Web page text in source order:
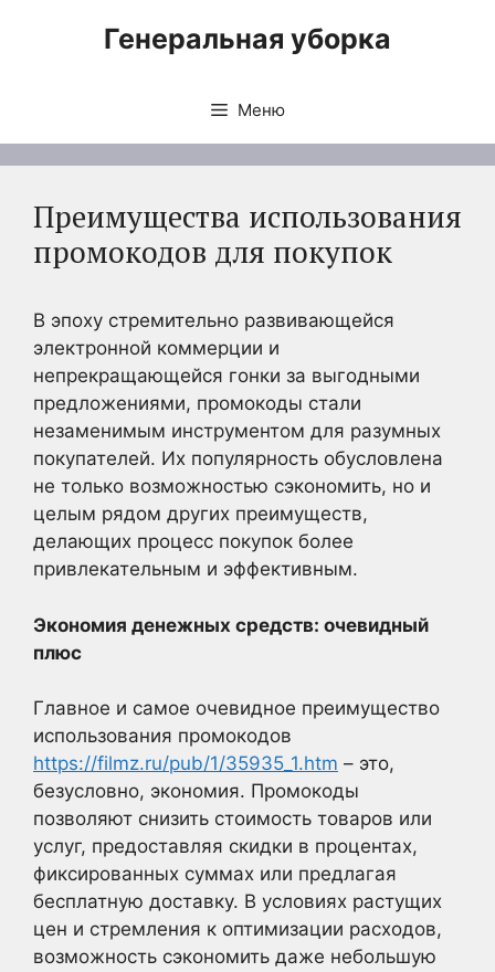
Генеральная уборка
Меню
Преимущества использования
промокодов для покупок
В эпоху стремительно развивающейся
электронной коммерции и
непрекращающейся гонки за выгодными
предложениями, промокоды стали
незаменимым инструментом для разумных
покупателей. Их популярность обусловлена
не только возможностью сэкономить, но и
целым рядом других преимуществ,
делающих процесс покупок более
привлекательным и эффективным.
Экономия денежных средств: очевидный
плюс
Главное и самое очевидное преимущество
использования промокодов
https://filmz.ru/pub/1/35935_1.htm – это,
безусловно, экономия. Промокоды
позволяют снизить стоимость товаров или
услуг, предоставляя скидки в процентах,
фиксированных суммах или предлагая
бесплатную доставку. В условиях растущих
цен и стремления к оптимизации расходов,
возможность сэкономить даже небольшую